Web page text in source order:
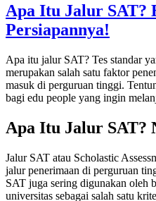
Apa Itu Jalur SAT?
Persiapannya!
Apa itu jalur SAT? Tes standar
merupakan salah satu faktor
masuk di perguruan tinggi.
bagi edu people yang ingin
Apa Itu Jalur SAT?
Jalur SAT atau Scholastic
jalur penerimaan di perguruan
SAT juga sering digunakan oleh
universitas sebagai salah satu